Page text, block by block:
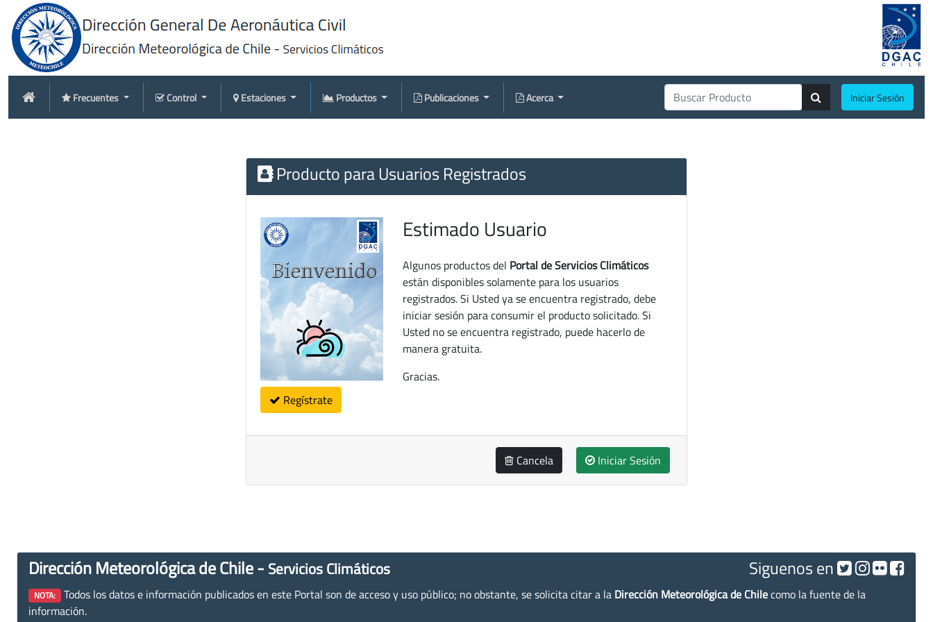
Frecuentes Control Estaciones Productos Publicaciones Acerca Iniciar Sesión
Producto para Usuarios Registrados
Regístrate
Estimado Usuario
Algunos productos del Portal de Servicios Climáticos
están disponibles solamente para los usuarios
registrados. Si Usted ya se encuentra registrado, debe
iniciar sesión para consumir el producto solicitado. Si
Usted no se encuentra registrado, puede hacerlo de
manera gratuita.
Gracias.
Cancela Iniciar Sesión
Dirección Meteorológica de Chile - Servicios Climáticos Siguenos en
NOTA: Todos los datos e información publicados en este Portal son de acceso y uso público; no obstante, se solicita citar a la Dirección Meteorológica de Chilecomo la fuente de la
información.